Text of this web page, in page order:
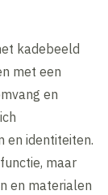
kadebeeld
met een
en
en identiteiten.
maar
en materialen